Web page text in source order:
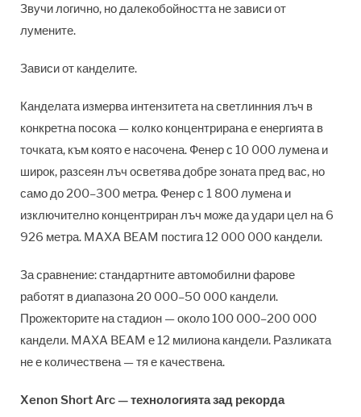
Звучи логично, но далекобойността не зависи от
лумените.
Зависи от канделите.
Канделата измерва интензитета на светлинния лъч в
конкретна посока — колко концентрирана е енергията в
точката, към която е насочена. Фенер с 10 000 лумена и
широк, разсеян лъч осветява добре зоната пред вас, но
само до 200–300 метра. Фенер с 1 800 лумена и
изключително концентриран лъч може да удари цел на 6
926 метра. MAXA BEAM постига 12 000 000 кандели.
За сравнение: стандартните автомобилни фарове
работят в диапазона 20 000–50 000 кандели.
Прожекторите на стадион — около 100 000–200 000
кандели. MAXA BEAM е 12 милиона кандели. Разликата
не е количествена — тя е качествена.
Xenon Short Arc — технологията зад рекорда